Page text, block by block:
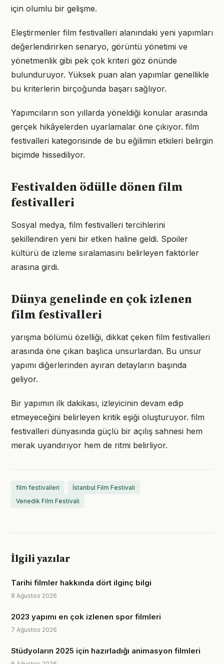
için olumlu bir gelişme.
Eleştirmenler film festivalleri alanındaki yeni yapımları
değerlendirirken senaryo, görüntü yönetimi ve
yönetmenlik gibi pek çok kriteri göz önünde
bulunduruyor. Yüksek puan alan yapımlar genellikle
bu kriterlerin birçoğunda başarı sağlıyor.
Yapımcıların son yıllarda yöneldiği konular arasında
gerçek hikâyelerden uyarlamalar öne çıkıyor. film
festivalleri kategorisinde de bu eğilimin etkileri belirgin
biçimde hissediliyor.
Festivalden ödülle dönen film
festivalleri
Sosyal medya, film festivalleri tercihlerini
şekillendiren yeni bir etken haline geldi. Spoiler
kültürü de izleme sıralamasını belirleyen faktörler
arasına girdi.
Dünya genelinde en çok izlenen
film festivalleri
yarışma bölümü özelliği, dikkat çeken film festivalleri
arasında öne çıkan başlıca unsurlardan. Bu unsur
yapımı diğerlerinden ayıran detayların başında
geliyor.
Bir yapımın ilk dakikası, izleyicinin devam edip
etmeyeceğini belirleyen kritik eşiği oluşturuyor. film
festivalleri dünyasında güçlü bir açılış sahnesi hem
merak uyandırıyor hem de ritmi belirliyor.
film festivalleri
İstanbul Film Festivali
Venedik Film Festivali
İlgili yazılar
Tarihi filmler hakkında dört ilginç bilgi
8 Ağustos 2026
2023 yapımı en çok izlenen spor filmleri
7 Ağustos 2026
Stüdyoların 2025 için hazırladığı animasyon filmleri